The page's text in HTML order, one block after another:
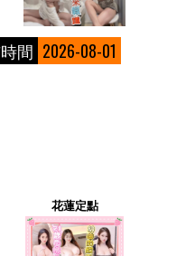
間 2026-08-01
花蓮定點